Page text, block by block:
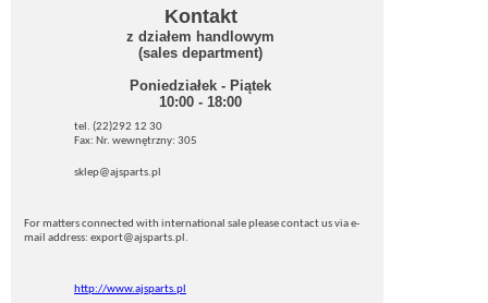
Kontakt
z działem handlowym
(sales department)
Poniedziałek - Piątek
10:00 - 18:00
tel. (22)292 12 30
Fax: Nr. wewnętrzny: 305
sklep@ajsparts.pl
For matters connected with international sale please contact us via e-
mail address: export@ajsparts.pl.
http://www.ajsparts.pl